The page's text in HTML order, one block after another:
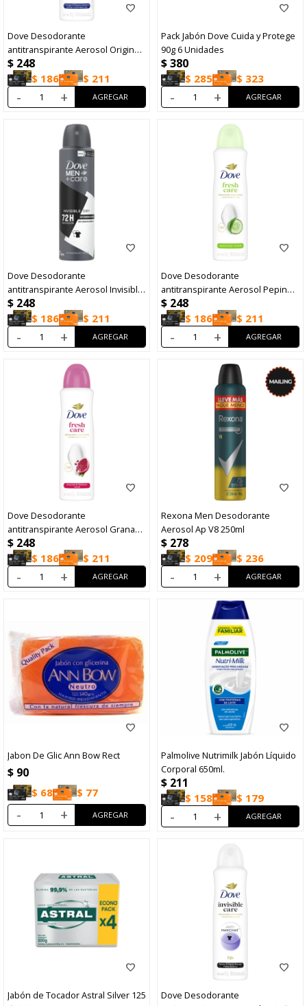
Dove Desodorante
antitranspirante Aerosol Original
Femenin
$ 248
$ 186 $ 211
- +
Pack Jabón Dove Cuida y Protege
90g 6 Unidades
$380
$ 285 $ 323
- +
Dove Desodorante
antitranspirante Aerosol Invisible
Dry Me
$ 248
$ 186 $ 211
- +
Dove Desodorante
antitranspirante Aerosol Pepino
Te Verde
$ 248
$ 186 $ 211
- +
Dove Desodorante
antitranspirante Aerosol Granada
Y Verbe
$ 248
$ 186 $ 211
- +
Rexona Men Desodorante
Aerosol Ap V8 250ml
$ 278
$ 209 $ 236
- +
Jabon De Glic Ann Bow Rect
$ 90
$ 68 $ 77
- +
Palmolive Nutrimilk Jabón Líquido
Corporal 650ml.
$ 211
$ 158 $ 179
- +
Jabón de Tocador Astral Silver 125
Dove Desodorante